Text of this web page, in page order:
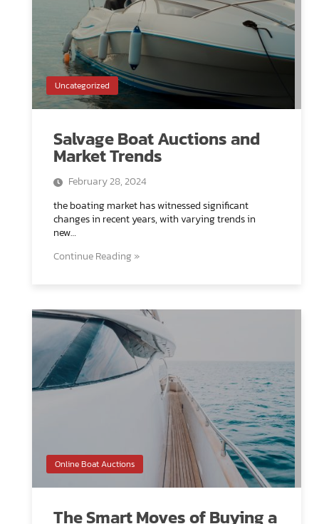
Uncategorized
Salvage Boat Auctions and
Market Trends
February 28, 2024
the boating market has witnessed significant
changes in recent years, with varying trends in
new…
Continue Reading »
Online Boat Auctions
The Smart Moves of Buying a